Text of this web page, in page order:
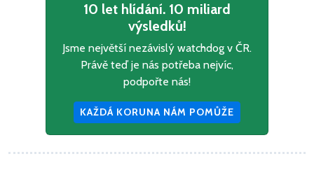
10 let hlídání. 10 miliard
výsledků!
Jsme největší nezávislý watchdog v ČR.
Právě teď je nás potřeba nejvíc,
podpořte nás!
KAŽDÁ KORUNA NÁM POMŮŽE